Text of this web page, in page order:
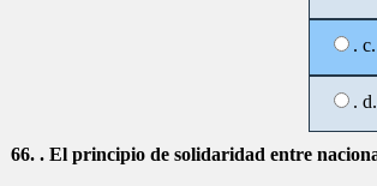
.
.
66. . El principio de solidaridad entre